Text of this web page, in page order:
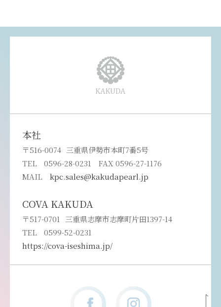
本社
〒516-0074 三重県伊勢市本町7番5号
TEL
0596-28-0231
FAX 0596-27-1176
MAIL kpc.sales@kakudapearl.jp
COVA KAKUDA
〒517-0701
三重県志摩市志摩町片田1397-14
TEL
0599-52-0231
https://cova-iseshima.jp/